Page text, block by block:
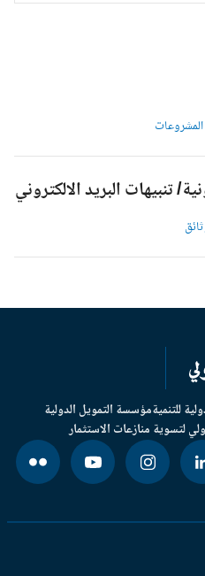
تنبيهات البريد الالكتروني
مؤسسة التمويل الدولية
لتسوية منازعات الاستثمار